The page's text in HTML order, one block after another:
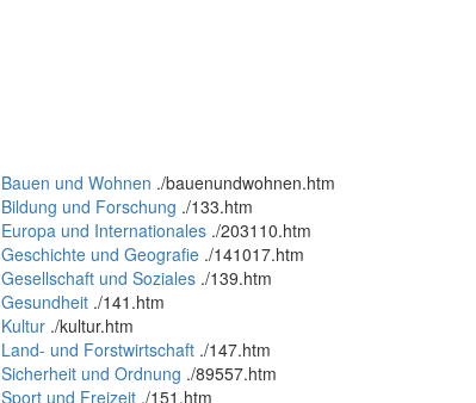
Bauen und Wohnen ./bauenundwohnen.htm
Bildung und Forschung ./133.htm
Europa und Internationales ./203110.htm
Geschichte und Geografie ./141017.htm
Gesellschaft und Soziales ./139.htm
Gesundheit ./141.htm
Kultur ./kultur.htm
Land- und Forstwirtschaft ./147.htm
Sicherheit und Ordnung ./89557.htm
Sport und Freizeit ./151.htm